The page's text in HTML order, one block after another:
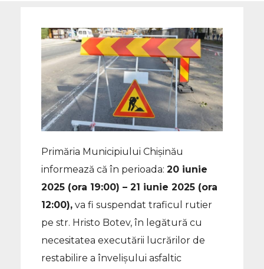
Primăria Municipiului Chișinău
informează că în perioada: 20 iunie
2025 (ora 19:00) – 21 iunie 2025 (ora
12:00), va fi suspendat traficul rutier
pe str. Hristo Botev, în legătură cu
necesitatea executării lucrărilor de
restabilire a învelișului asfaltic